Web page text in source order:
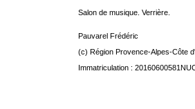
Salon de musique. Verrière.
Pauvarel Frédéric
(c) Région Provence-Alpes-Côte
Immatriculation :